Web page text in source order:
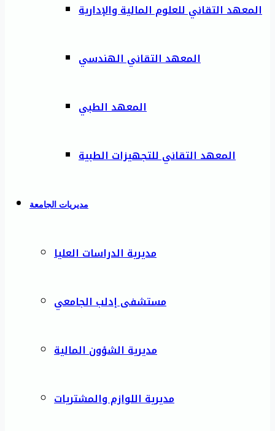
المعهد التقاني للعلوم المالية والإدارية
المعهد التقاني الهندسي
المعهد الطبي
المعهد التقاني للتجهيزات الطبية
مديريات الجامعة
مديرية الدراسات العليا
مستشفى إدلب الجامعي
مديرية الشؤون المالية
مديرية اللوازم والمشتريات